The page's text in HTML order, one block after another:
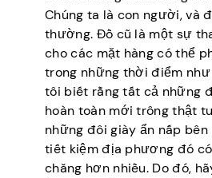
Chúng ta là con người, và
thường. Đồ cũ là một sự
cho các mặt hàng có thể
trong những thời điểm như
tôi biết rằng tất cả những
hoàn toàn mới trông thật
những đôi giày ẩn nấp
tiết kiệm địa phương đó
chăng hơn nhiều. Do đó,